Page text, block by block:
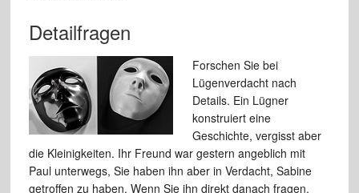
Detailfragen
Forschen Sie bei
Lügenverdacht nach
Details. Ein Lügner
konstruiert eine
Geschichte, vergisst aber
die Kleinigkeiten. Ihr Freund war gestern angeblich mit
Paul unterwegs, Sie haben ihn aber in Verdacht, Sabine
getroffen zu haben. Wenn Sie ihn direkt danach fragen,